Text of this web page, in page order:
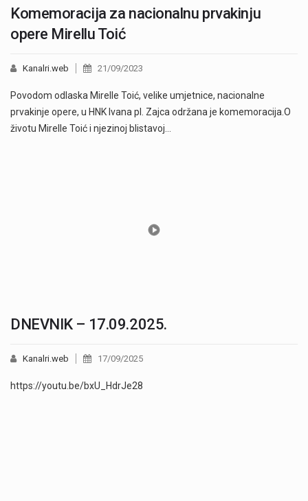
Komemoracija za nacionalnu prvakinju
opere Mirellu Toić
Kanalri.web 21/09/2023
Povodom odlaska Mirelle Toić, velike umjetnice, nacionalne
prvakinje opere, u HNK Ivana pl. Zajca održana je komemoracija.O
životu Mirelle Toić i njezinoj blistavoj…
DNEVNIK – 17.09.2025.
Kanalri.web 17/09/2025
https://youtu.be/bxU_HdrJe28